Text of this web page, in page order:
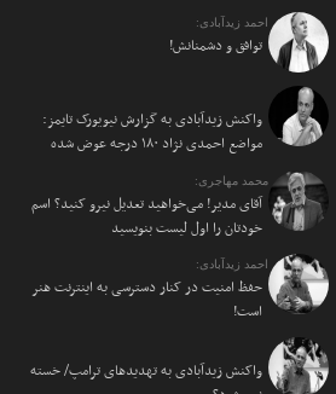
احمد زیدآبادی:
توافق و دشمنانش!
واکنش زیدآبادی به گزارش نیویورک تایمز:
مواضع احمدی نژاد ۱۸۰ درجه عوض شده
محمد مهاجری:
آقای مدیر! می‌خواهید تعدیل نیرو کنید؟ اسم
خودتان را اول لیست بنویسید
احمد زیدآبادی:
حفظ امنیت در کنار دسترسی به اینترنت هنر
است!
واکنش زیدآبادی به تهدیدهای ترامپ/ خسته